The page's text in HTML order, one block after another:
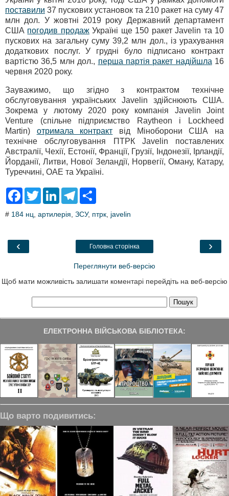
поставили 37 пускових установок та 210 ракет на суму 47
млн дол. У жовтні 2019 року Державний департамент
США погодив продажУкраїні ще 150 ракет Javelin та 10
пускових на загальну суму 39,2 млн дол., із урахування
додаткових послуг. У грудні було підписано контракт
вартістю 36,5 млн дол., перша партія ракет надійшла 16
червня 2020 року.
Зауважимо, що згідно з контрактом технічне
обслуговування українських Javelin здійснюють США.
Зокрема у лютому 2020 року компанія Javelin Joint
Venture (спільне підприємство Raytheon і Lockheed
Martin) отримала контракт від Міноборони США на
технічне обслуговування ПТРК Javelin поставлених
Австралії, Чехії, Естонії, Франції, Грузії, Індонезії, Ірландії,
Йорданії, Литви, Нової Зеландії, Норвегії, Оману, Катару,
Туреччині, ОАЕ та Україні.
F
e
o
T
t
L
k
T
e
a
r
# 184 нц артилерія ЗСУ, птрк javelin
‹ ›
Головна сторінка
Переглянути веб-версію
Щоб мати можливість залишати коментарі перейдіть на веб-версію
ЕЛЕКТРОННА ВІЙСЬКОВА БІБЛІОТЕКА:
Що варто подивитись: